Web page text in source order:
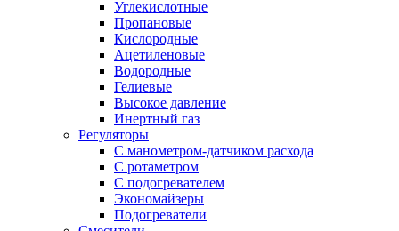
Углекислотные
Пропановые
Кислородные
Ацетиленовые
Водородные
Гелиевые
Высокое давление
Инертный газ
Регуляторы
С манометром-датчиком расхода
С ротаметром
С подогревателем
Экономайзеры
Подогреватели